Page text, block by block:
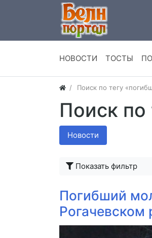
НОВОСТИ ТОСТЫ
Поиск по тегу
Поиск по
Новости
Показать фильтр
Погибший
Рогачевском